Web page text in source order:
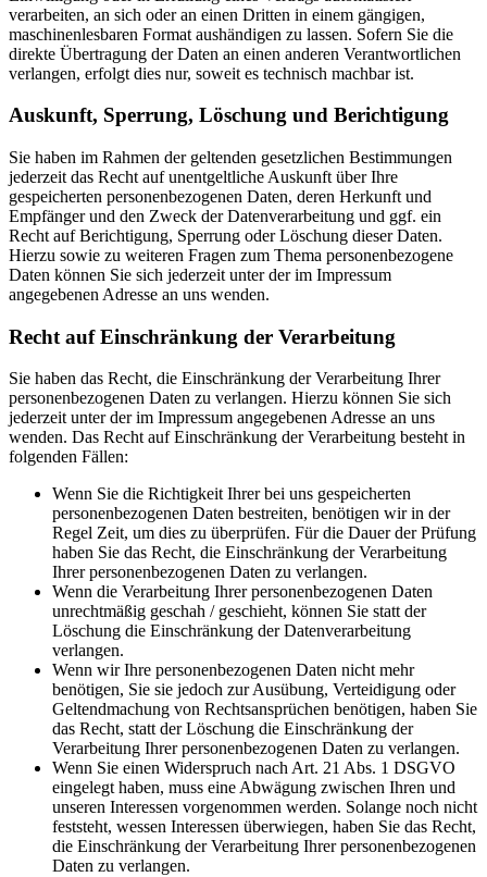
verarbeiten, an sich oder an einen Dritten in einem gängigen,
maschinenlesbaren Format aushändigen zu lassen. Sofern Sie die
direkte Übertragung der Daten an einen anderen Verantwortlichen
verlangen, erfolgt dies nur, soweit es technisch machbar ist.
Auskunft, Sperrung, Löschung und Berichtigung
Sie haben im Rahmen der geltenden gesetzlichen Bestimmungen
jederzeit das Recht auf unentgeltliche Auskunft über Ihre
gespeicherten personenbezogenen Daten, deren Herkunft und
Empfänger und den Zweck der Datenverarbeitung und ggf. ein
Recht auf Berichtigung, Sperrung oder Löschung dieser Daten.
Hierzu sowie zu weiteren Fragen zum Thema personenbezogene
Daten können Sie sich jederzeit unter der im Impressum
angegebenen Adresse an uns wenden.
Recht auf Einschränkung der Verarbeitung
Sie haben das Recht, die Einschränkung der Verarbeitung Ihrer
personenbezogenen Daten zu verlangen. Hierzu können Sie sich
jederzeit unter der im Impressum angegebenen Adresse an uns
wenden. Das Recht auf Einschränkung der Verarbeitung besteht in
folgenden Fällen:
Wenn Sie die Richtigkeit Ihrer bei uns gespeicherten
personenbezogenen Daten bestreiten, benötigen wir in der
Regel Zeit, um dies zu überprüfen. Für die Dauer der Prüfung
haben Sie das Recht, die Einschränkung der Verarbeitung
Ihrer personenbezogenen Daten zu verlangen.
Wenn die Verarbeitung Ihrer personenbezogenen Daten
unrechtmäßig geschah / geschieht, können Sie statt der
Löschung die Einschränkung der Datenverarbeitung
verlangen.
Wenn wir Ihre personenbezogenen Daten nicht mehr
benötigen, Sie sie jedoch zur Ausübung, Verteidigung oder
Geltendmachung von Rechtsansprüchen benötigen, haben Sie
das Recht, statt der Löschung die Einschränkung der
Verarbeitung Ihrer personenbezogenen Daten zu verlangen.
Wenn Sie einen Widerspruch nach Art. 21 Abs. 1 DSGVO
eingelegt haben, muss eine Abwägung zwischen Ihren und
unseren Interessen vorgenommen werden. Solange noch nicht
feststeht, wessen Interessen überwiegen, haben Sie das Recht,
die Einschränkung der Verarbeitung Ihrer personenbezogenen
Daten zu verlangen.